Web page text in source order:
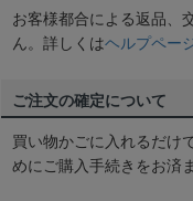
お客様都合による返品、
ん。詳しくはヘルプペー
ご注文の確定について
買い物かごに入れるだけ
めにご購入手続きをお済